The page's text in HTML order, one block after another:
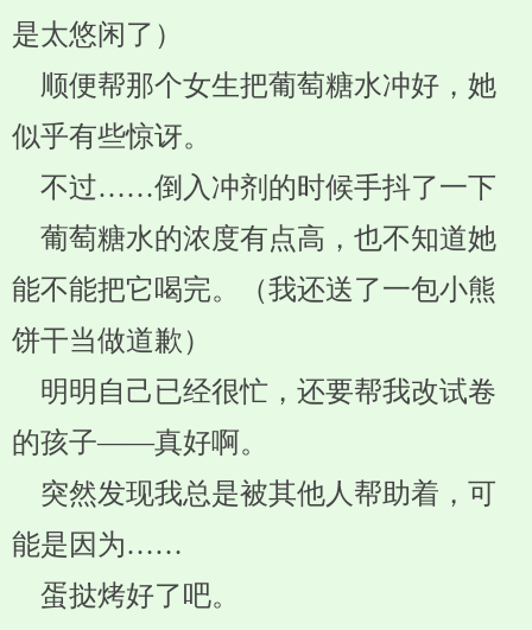
是太悠闲了）
顺便帮那个女生把葡萄糖水冲好，她
似乎有些惊讶。
不过……倒入冲剂的时候手抖了一下
葡萄糖水的浓度有点高，也不知道她
能不能把它喝完。（我还送了一包小熊
饼干当做道歉）
明明自己已经很忙，还要帮我改试卷
的孩子——真好啊。
突然发现我总是被其他人帮助着，可
能是因为……
蛋挞烤好了吧。